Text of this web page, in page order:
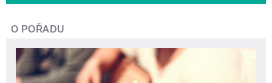
O POŘADU